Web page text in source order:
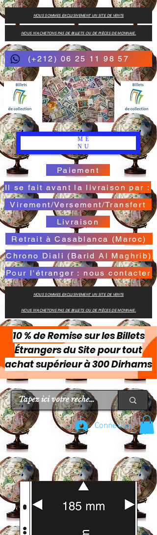
(+212) 06 25 11 98 57
ME
NU
Paiement
Virement/Versement/Transfert
Livraison
Retrait à Casablanca (Maroc)
Il se fait avant la livraison par :
Chrono Diali (Barid Al Maghrib)
NOUS N'ACHETONS PAS DE BILLETS OU DE PIÈCES DE MONNAIE.
NOUS SOMMES EXCLUSIVEMENT UN SITE DE VENTE
Pour l'étranger : nous contacter
NOUS SOMMES EXCLUSIVEMENT UN SITE DE VENTE
NOUS N'ACHETONS PAS DE BILLETS OU DE PIÈCES DE MONNAIE.
10 % de Remise sur les Billets
Étrangers du Site pour tout
achat supérieur à 300 Dirhams
Connexion